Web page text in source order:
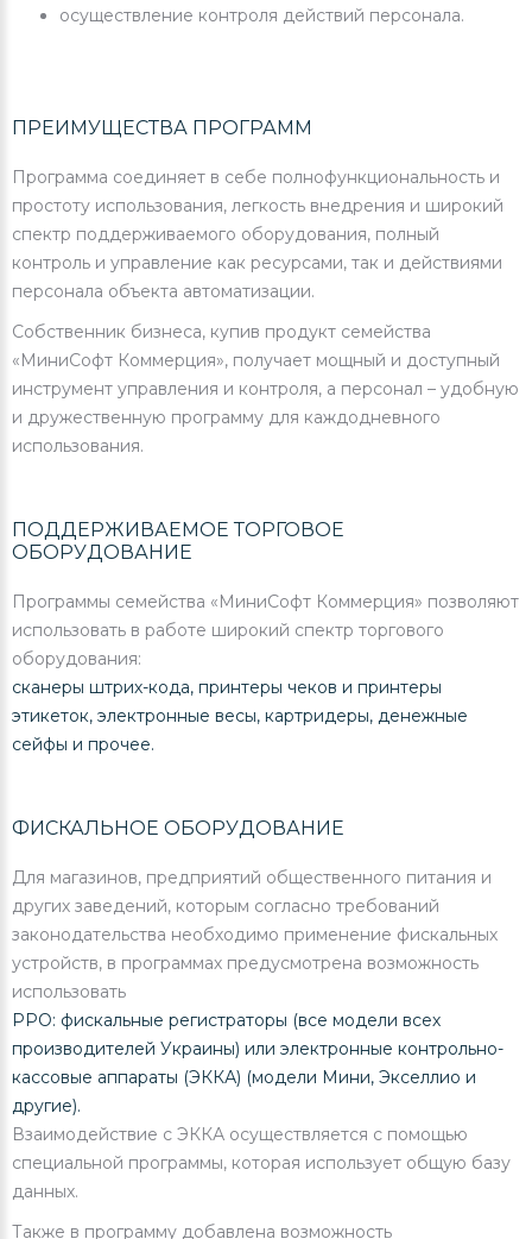
осуществление контроля действий персонала.
ПРЕИМУЩЕСТВА ПРОГРАММ
Программа соединяет в себе полнофункциональность и
простоту использования, легкость внедрения и широкий
спектр поддерживаемого оборудования, полный
контроль и управление как ресурсами, так и действиями
персонала объекта автоматизации.
Собственник бизнеса, купив продукт семейства
«МиниСофт Коммерция», получает мощный и доступный
инструмент управления и контроля, а персонал – удобную
и дружественную программу для каждодневного
использования.
ПОДДЕРЖИВАЕМОЕ ТОРГОВОЕ
ОБОРУДОВАНИЕ
Программы семейства «МиниСофт Коммерция» позволяют
использовать в работе широкий спектр торгового
оборудования:
сканеры штрих-кода, принтеры чеков и принтеры
этикеток, электронные весы, картридеры, денежные
сейфы и прочее.
ФИСКАЛЬНОЕ ОБОРУДОВАНИЕ
Для магазинов, предприятий общественного питания и
других заведений, которым согласно требований
законодательства необходимо применение фискальных
устройств, в программах предусмотрена возможность
использовать
РРО: фискальные регистраторы (все модели всех
производителей Украины) или электронные контрольно-
кассовые аппараты (ЭККА) (модели Мини, Экселлио и
другие).
Взаимодействие с ЭККА осуществляется с помощью
специальной программы, которая использует общую базу
данных.
Также в программу добавлена возможность